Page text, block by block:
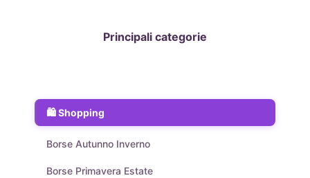
Principali categorie
Shopping
Borse Autunno Inverno
Borse Primavera Estate